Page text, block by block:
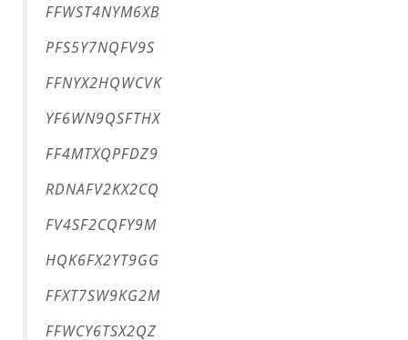
FFWST4NYM6XB
PFS5Y7NQFV9S
FFNYX2HQWCVK
YF6WN9QSFTHX
FF4MTXQPFDZ9
RDNAFV2KX2CQ
FV4SF2CQFY9M
HQK6FX2YT9GG
FFXT7SW9KG2M
FFWCY6TSX2QZ